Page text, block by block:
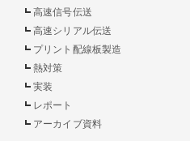
高速信号伝送
高速シリアル伝送
プリント配線板製造
熱対策
実装
レポート
アーカイブ資料